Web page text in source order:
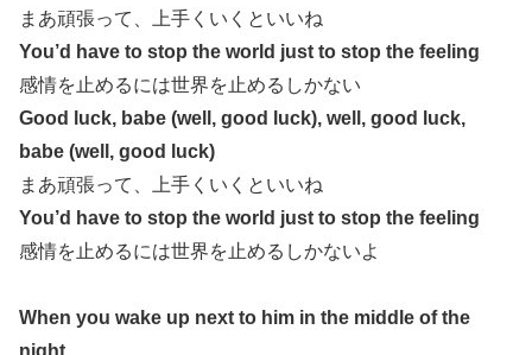
まあ頑張って、上手くいくといいね
You’d have to stop the world just to stop the feeling
感情を止めるには世界を止めるしかない
Good luck, babe (well, good luck), well, good luck,
babe (well, good luck)
まあ頑張って、上手くいくといいね
You’d have to stop the world just to stop the feeling
感情を止めるには世界を止めるしかないよ
When you wake up next to him in the middle of the